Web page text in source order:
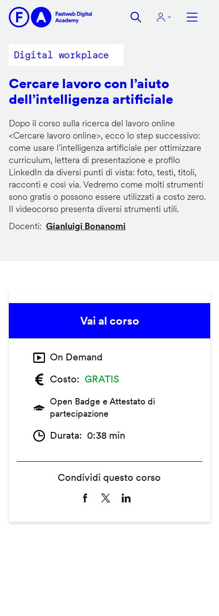
contenuto
Digital workplace
Cercare lavoro con l’aiuto
dell’intelligenza artificiale
Dopo il corso sulla ricerca del lavoro online
<Cercare lavoro online>, ecco lo step successivo:
come usare l’intelligenza artificiale per ottimizzare
curriculum, lettera di presentazione e profilo
LinkedIn da diversi punti di vista: foto, testi, titoli,
racconti e così via. Vedremo come molti strumenti
sono gratis o possono essere utilizzati a costo zero.
Il videocorso presenta diversi strumenti utili.
Docenti
Gianluigi Bonanomi
Vai al corso
On Demand
Costo
GRATIS
Open Badge e Attestato di
partecipazione
Durata 0:38 min
Condividi questo corso